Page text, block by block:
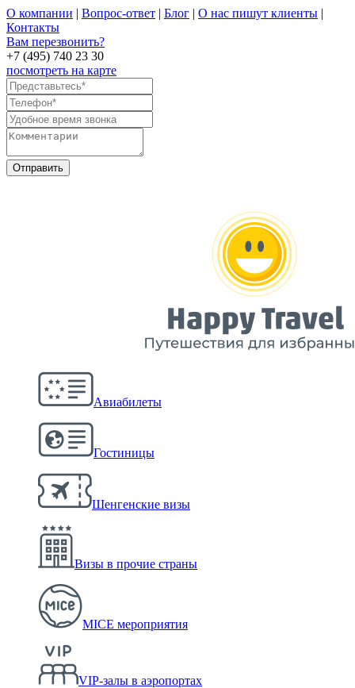
О компании | Вопрос-ответ | Блог | О нас пишут клиенты |
Контакты
Вам перезвонить?
+7 (495) 740 23 30
посмотреть на карте
Авиабилеты
Гостиницы
Шенгенские визы
Визы в прочие страны
MICE мероприятия
VIP-залы в аэропортах